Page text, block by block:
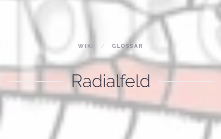
WIKI GLOSSAR
Radialfeld